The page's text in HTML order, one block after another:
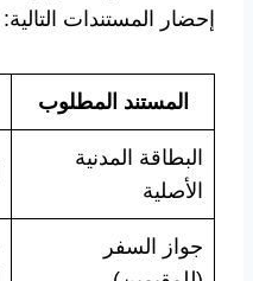
إحضار المستندات التالية:
المستند المطلوب
البطاقة المدنية
الأصلية
جواز السفر